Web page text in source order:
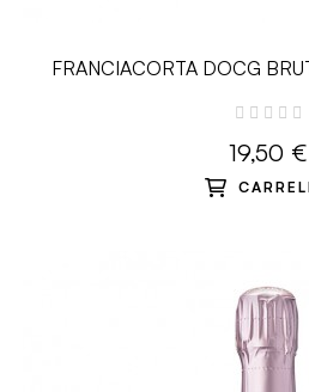
FRANCIACORTA DOCG
19,50 €